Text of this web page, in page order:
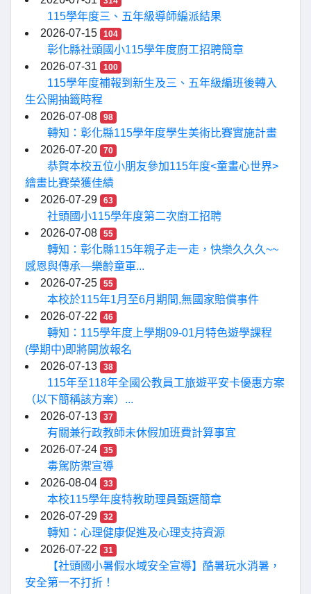
115學年度三、五年級導師編派結果
2026-07-15
104
彰化縣社頭國小115學年度廚工招聘簡章
2026-07-31
100
115學年度補報到新生及三、五年級編班後轉入
生公開抽籤時程
2026-07-08
98
轉知：彰化縣115學年度學生美術比賽實施計畫
2026-07-20
70
恭賀本校五位小朋友參加115年度<童畫心世界>
繪畫比賽榮獲佳績
2026-07-29
63
社頭國小115學年度第二次廚工招聘
2026-07-08
55
轉知：彰化縣115年親子走一走，快樂久久久~~
感恩與傳承—樂齡童軍...
2026-07-25
55
本校於115年1月至6月期間,無國家賠償事件
2026-07-22
46
轉知：115學年度上學期09-01月特色遊學課程
(學期中)即將開放報名
2026-07-13
38
115年至118年全國公教員工旅遊平安卡優惠方案
（以下簡稱該方案）...
2026-07-13
37
有關兼行政教師未休假加班費計算事宜
2026-07-24
35
毒駕防禦宣導
2026-08-04
33
本校115學年度特教助理員甄選簡章
2026-07-29
32
轉知：心理健康促進及心理支持資源
2026-07-22
31
【社頭國小暑假水域安全宣導】酷暑玩水消暑，
安全第一不打折！